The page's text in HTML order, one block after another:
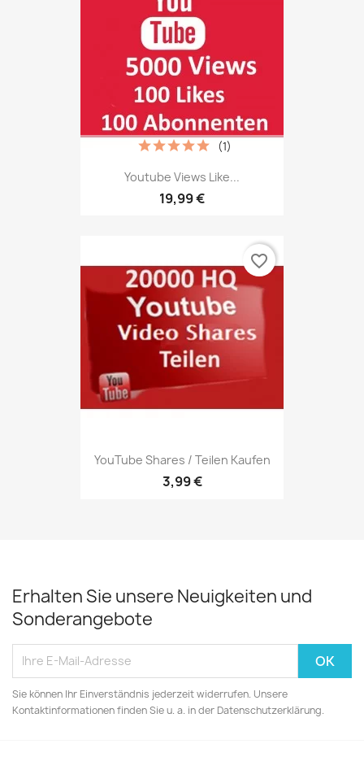
Youtube Views Like...
19,99 €
(1)
YouTube Shares / Teilen Kaufen
3,99 €
favorite_border
Erhalten Sie unsere Neuigkeiten und
Sonderangebote
Sie können Ihr Einverständnis jederzeit widerrufen. Unsere
Kontaktinformationen finden Sie u. a. in der Datenschutzerklärung.